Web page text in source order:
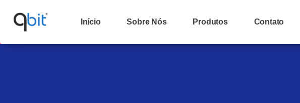
Início Sobre Nós Produtos Contato